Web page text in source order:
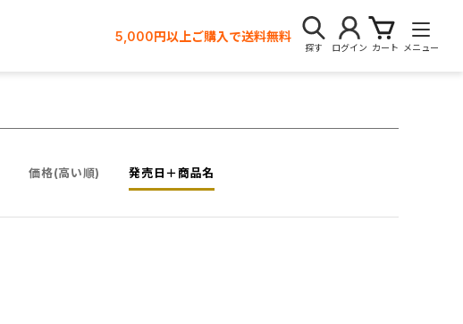
5,000円以上ご購入で送料無料
探す ログイン カート メニュー
価格(高い順) 発売日＋商品名